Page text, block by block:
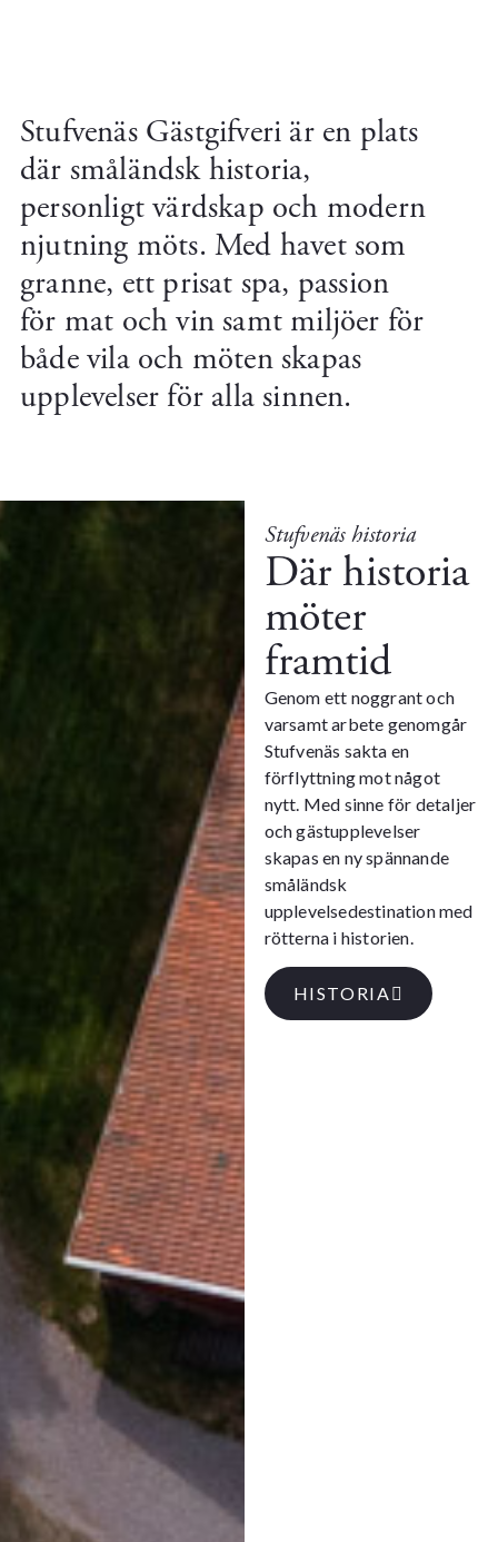
Stufvenäs Gästgifveri är en plats
där småländsk historia,
personligt värdskap och modern
njutning möts. Med havet som
granne, ett prisat spa, passion
för mat och vin samt miljöer för
både vila och möten skapas
upplevelser för alla sinnen.
Stufvenäs historia
Där historia
möter
framtid
Genom ett noggrant och
varsamt arbete genomgår
Stufvenäs sakta en
förflyttning mot något
nytt. Med sinne för detaljer
och gästupplevelser
skapas en ny spännande
småländsk
upplevelsedestination med
rötterna i historien.
HISTORIA